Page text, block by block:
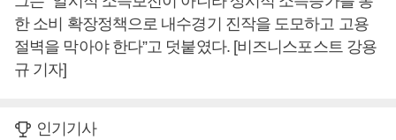
한 소비 확장정책으로 내수경기 진작을 도모하고 고용
절벽을 막아야 한다”고 덧붙였다. [비즈니스포스트 강용
규 기자]
인기기사